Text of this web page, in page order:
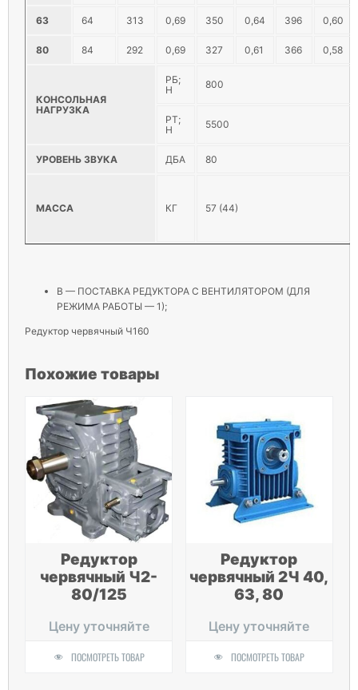
63 64 313 0,69 350 0,64 396 0,60
80 84 292 0,69 327 0,61 366 0,58
КОНСОЛЬНАЯ
НАГРУЗКА
РБ;
Н
800
РТ;
Н
5500
УРОВЕНЬ ЗВУКА ДБА 80
МАССА КГ 57 (44)
В — ПОСТАВКА РЕДУКТОРА С ВЕНТИЛЯТОРОМ (ДЛЯ
РЕЖИМА РАБОТЫ — 1);
Редуктор червячный Ч160
Похожие товары
Редуктор
червячный Ч2-
80/125
Цену уточняйте
ПОСМОТРЕТЬ ТОВАР
Редуктор
червячный 2Ч 40,
63, 80
Цену уточняйте
ПОСМОТРЕТЬ ТОВАР